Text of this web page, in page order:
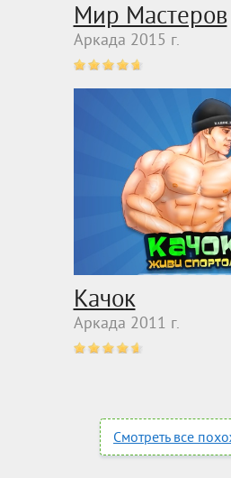
Мир Мастеров
Аркада 2015 г.
Качок
Аркада 2011 г.
Смотреть все